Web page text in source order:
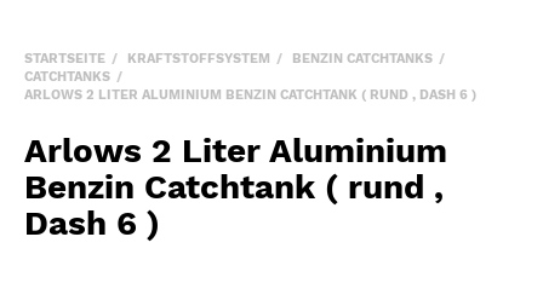
STARTSEITE KRAFTSTOFFSYSTEM
BENZIN CATCHTANKS
CATCHTANKS
ARLOWS 2 LITER ALUMINIUM BENZIN CATCHTANK ( RUND , DASH 6 )
Arlows 2 Liter Aluminium
Benzin Catchtank ( rund ,
Dash 6 )